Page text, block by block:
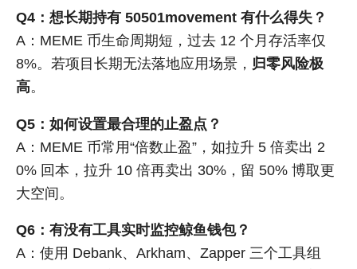
Q4：想长期持有 50501movement 有什么得失？
A：MEME 币生命周期短，过去 12 个月存活率仅
8%。若项目长期无法落地应用场景， 归零风险极
高。
Q5：如何设置最合理的止盈点？
A：MEME 币常用“倍数止盈”，如拉升 5 倍卖出 2
0% 回本，拉升 10 倍再卖出 30%，留 50% 博取更
大空间。
Q6：有没有工具实时监控鲸鱼钱包？
A：使用 Debank、Arkham、Zapper 三个工具组